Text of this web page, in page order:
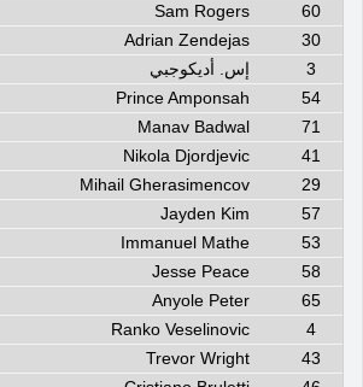
60
Sam Rogers
30
Adrian Zendejas
3
إس. أديكوجبي
54
Prince Amponsah
71
Manav Badwal
41
Nikola Djordjevic
29
Mihail Gherasimencov
57
Jayden Kim
53
Immanuel Mathe
58
Jesse Peace
65
Anyole Peter
4
Ranko Veselinovic
43
Trevor Wright